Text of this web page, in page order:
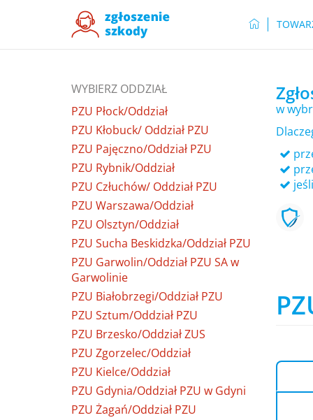
WYBIERZ ODDZIAŁ
PZU Płock/Oddział
PZU Kłobuck/ Oddział PZU
PZU Pajęczno/Oddział PZU
PZU Rybnik/Oddział
PZU Człuchów/ Oddział PZU
PZU Warszawa/Oddział
PZU Olsztyn/Oddział
PZU Sucha Beskidzka/Oddział PZU
PZU Garwolin/Oddział PZU SA w
Garwolinie
PZU Białobrzegi/Oddział PZU
PZU Sztum/Oddział PZU
PZU Brzesko/Oddział ZUS
PZU Zgorzelec/Oddział
PZU Kielce/Oddział
PZU Gdynia/Oddział PZU w Gdyni
PZU Żagań/Oddział PZU
w